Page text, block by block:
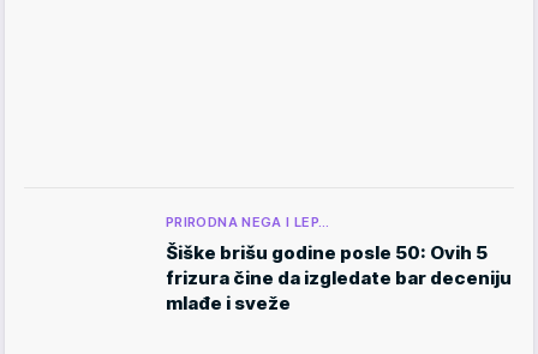
PRIRODNA NEGA I LEP…
Šiške brišu godine posle 50: Ovih 5
frizura čine da izgledate bar deceniju
mlađe i sveže